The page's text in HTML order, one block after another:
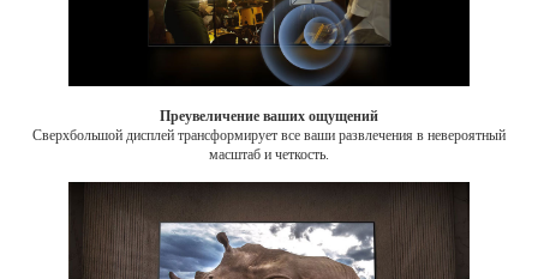
Преувеличение ваших ощущений
Сверхбольшой дисплей трансформирует все ваши развлечения в невероятный
масштаб и четкость.